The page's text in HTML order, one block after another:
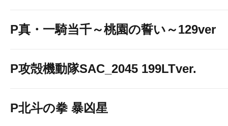
P真・一騎当千～桃園の誓い～129ver
P攻殻機動隊SAC_2045 199LTver.
P北斗の拳 暴凶星